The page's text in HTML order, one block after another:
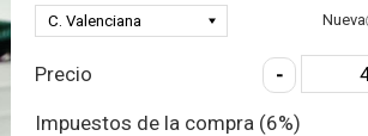
Nueva
Precio
Impuestos de la compra (6%)